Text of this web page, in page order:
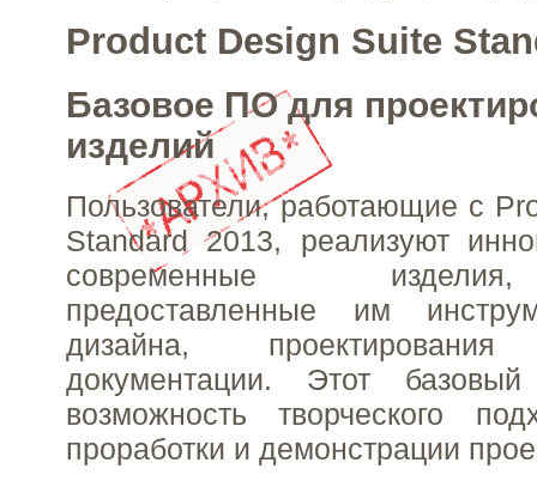
Product Design Suite
Базовое ПО для
изделий
Пользователи, работающие с
Standard 2013, реализуют
современные
предоставленные им
дизайна,
документации. Этот
возможность творческого
проработки и демонстрации